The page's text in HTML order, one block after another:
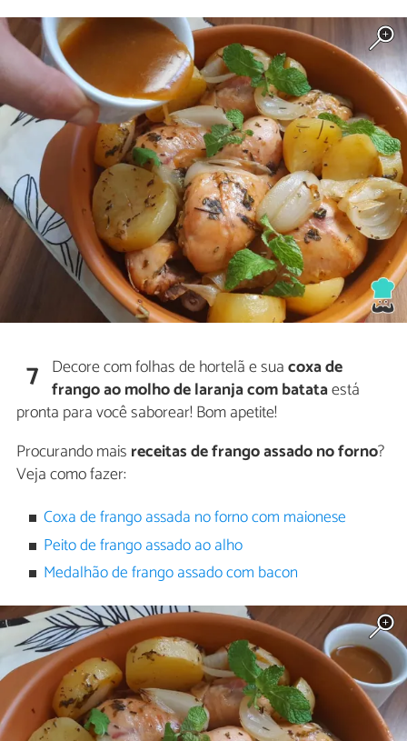
7 Decore com folhas de hortelã e suacoxa de
frango ao molho de laranja com batataestá
pronta para você saborear! Bom apetite!
Procurando mais receitas de frango assado no forno?
Veja como fazer:
Coxa de frango assada no forno com maionese
Peito de frango assado ao alho
Medalhão de frango assado com bacon